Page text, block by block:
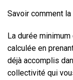
Savoir comment
La durée
calculée en
déjà accomplis
collectivité qui